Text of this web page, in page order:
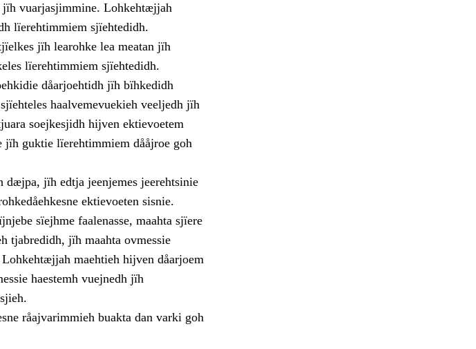
jïh vuarjasjimmine. Lohkehtæjjah
lïerehtimmiem sjïehtedidh.
jïh learohke lea meatan jïh
lïerehtimmiem sjïehtedidh.
dåarjoehtidh jïh bïhkedidh
haalvemevuekieh veeljedh jïh
soejkesjidh hijven ektievoetem
jïh guktie lïerehtimmiem dååjroe goh
dæjpa, jïh edtja jeenjemes jeerehtsinie
ektievoeten sisnie.
sïejhme faalenasse, maahta sjïere
tjabredidh, jïh maahta ovmessie
maehtieh hijven dåarjoem
haestemh vuejnedh jïh
råajvarimmieh buakta dan varki goh